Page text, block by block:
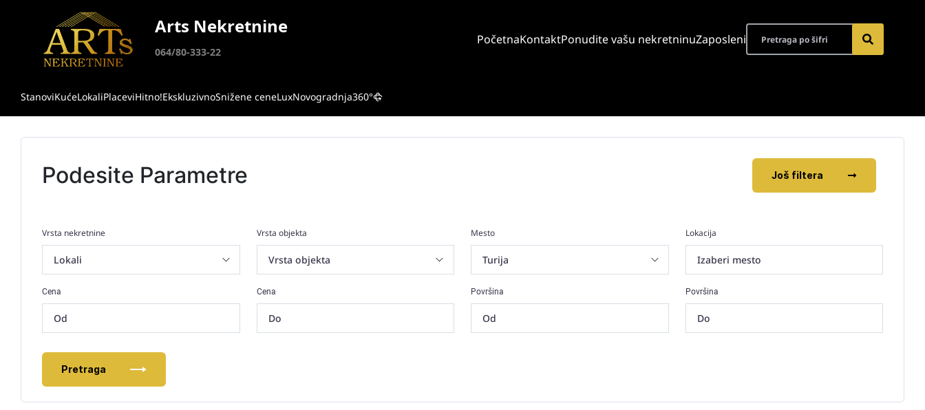
Arts Nekretnine
064/80-333-22
PočetnaKontaktPonudite vašu nekretninuZaposleni
StanoviKućeLokaliPlaceviHitno!EkskluzivnoSnižene ceneLuxNovogradnja360°
Podesite Parametre Još filtera
Vrsta nekretnine Vrsta objekta Mesto Lokacija
Izaberi mesto
Cena Cena Površina Površina
Pretraga